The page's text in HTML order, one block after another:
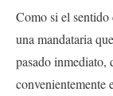
Como si el sentido
una mandataria
pasado inmediato,
convenientemente